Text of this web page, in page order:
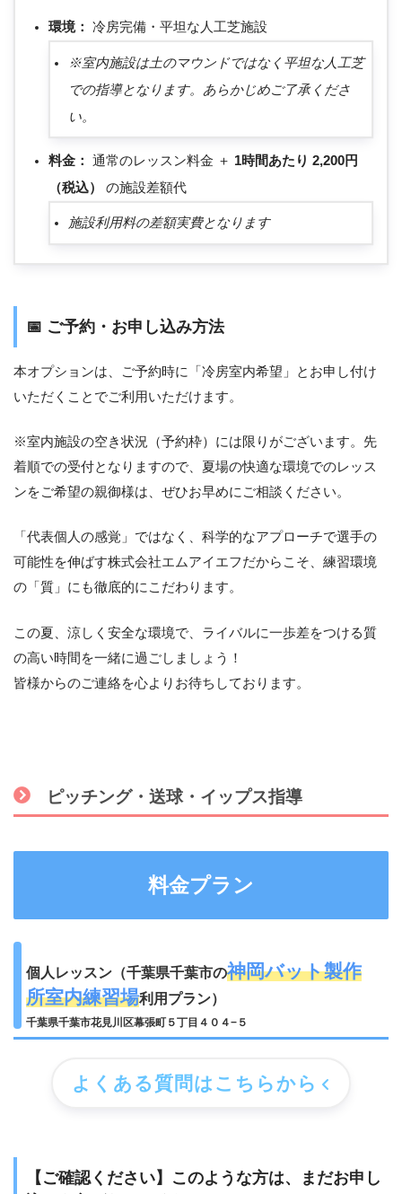
環境： 冷房完備・平坦な人工芝施設
※室内施設は土のマウンドではなく平坦な人工芝
での指導となります。あらかじめご了承くださ
い。
料金： 通常のレッスン料金 ＋ 1時間あたり 2,200円
（税込）
の施設差額代
施設利用料の差額実費となります
📅 ご予約・お申し込み方法
本オプションは、ご予約時に「冷房室内希望」とお申し付け
いただくことでご利用いただけます。
※室内施設の空き状況（予約枠）には限りがございます。先
着順での受付となりますので、夏場の快適な環境でのレッス
ンをご希望の親御様は、ぜひお早めにご相談ください。
「代表個人の感覚」ではなく、科学的なアプローチで選手の
可能性を伸ばす株式会社エムアイエフだからこそ、練習環境
の「質」にも徹底的にこだわります。
この夏、涼しく安全な環境で、ライバルに一歩差をつける質
の高い時間を一緒に過ごしましょう！
皆様からのご連絡を心よりお待ちしております。
ピッチング・送球・イップス指導
料金プラン
個人レッスン（千葉県千葉市の神岡バット製作
所室内練習場利用プラン）
千葉県千葉市花見川区幕張町５丁目４０４−５
よくある質問はこちらから
【ご確認ください】このような方は、まだお申し